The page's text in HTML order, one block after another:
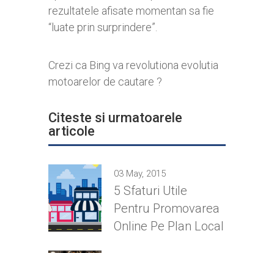
rezultatele afisate momentan sa fie
“luate prin surprindere”.
Crezi ca Bing va revolutiona evolutia
motoarelor de cautare ?
Citeste si urmatoarele
articole
03 May, 2015
5 Sfaturi Utile
Pentru Promovarea
Online Pe Plan Local